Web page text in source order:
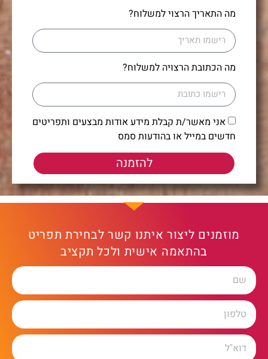
מה התאריך הרצוי למשלוח?
מה הכתובת הרצויה למשלוח?
אני מאשר/ת קבלת מידע אודות מבצעים ותפריטים
חדשים במייל או בהודעות סמס
להזמנה
מוזמנים ליצור איתנו קשר לבחירת תפריט
בהתאמה אישית ולכל תקציב